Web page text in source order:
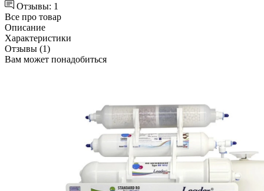
Отзывы: 1
Все про товар
Описание
Характеристики
Отзывы (1)
Вам может понадобиться